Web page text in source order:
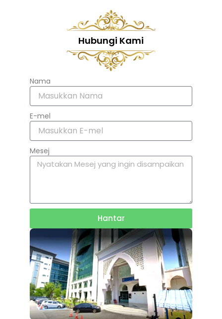
Hubungi Kami
Nama
E-mel
Mesej
Hantar